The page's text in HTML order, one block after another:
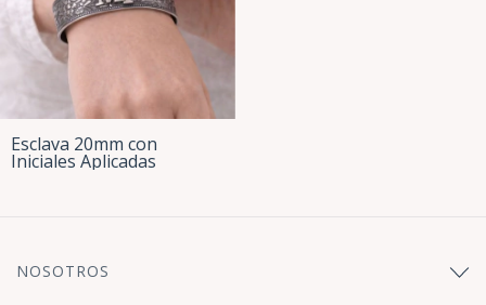
Esclava 20mm con
Iniciales Aplicadas
NOSOTROS